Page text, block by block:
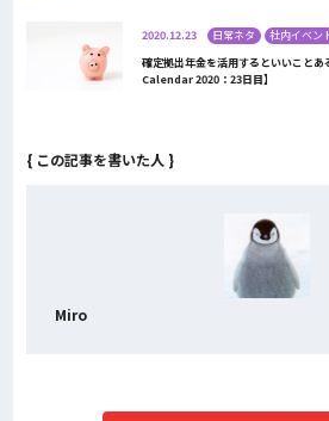
2020.12.23 日常ネタ
社内イベン
確定拠出年金を活用するといいこと
Calendar 2020：23日目】
{ この記事を書いた人 }
Miro